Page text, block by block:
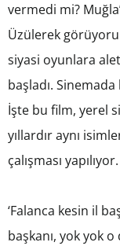
vermedi mi?
Üzülerek
siyasi oyunlara
başladı.
İşte bu film, yerel
yıllardır aynı
çalışması yapılıyor.
‘Falanca kesin il
başkanı, yok yok o